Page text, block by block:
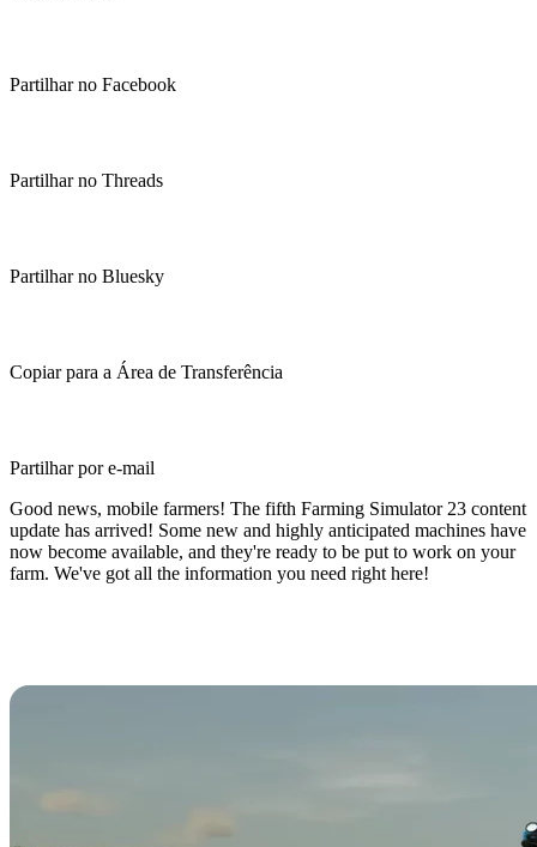
Partilhar no Facebook
Partilhar no Threads
Partilhar no Bluesky
Copiar para a Área de Transferência
Partilhar por e-mail
Good news, mobile farmers! The fifth Farming Simulator 23 content
update has arrived! Some new and highly anticipated machines have
now become available, and they're ready to be put to work on your
farm. We've got all the information you need right here!